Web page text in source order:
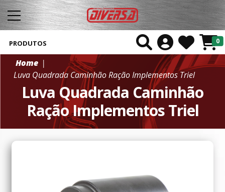
0
PRODUTOS
Home
Luva Quadrada Caminhão Ração Implementos Triel
Luva Quadrada Caminhão
Ração Implementos Triel